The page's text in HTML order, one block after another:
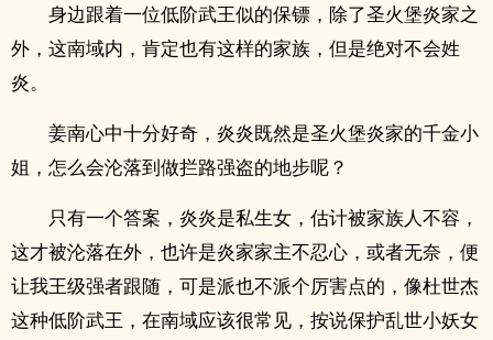
身边跟着一位低阶武王似的保镖，除了圣火堡炎家之
外，这南域内，肯定也有这样的家族，但是绝对不会姓
炎。
姜南心中十分好奇，炎炎既然是圣火堡炎家的千金小
姐，怎么会沦落到做拦路强盗的地步呢？
只有一个答案，炎炎是私生女，估计被家族人不容，
这才被沦落在外，也许是炎家家主不忍心，或者无奈，便
让我王级强者跟随，可是派也不派个厉害点的，像杜世杰
这种低阶武王，在南域应该很常见，按说保护乱世小妖女